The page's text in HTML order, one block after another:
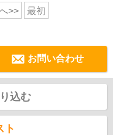
>> 最初
お問い合わせ
込む
ト